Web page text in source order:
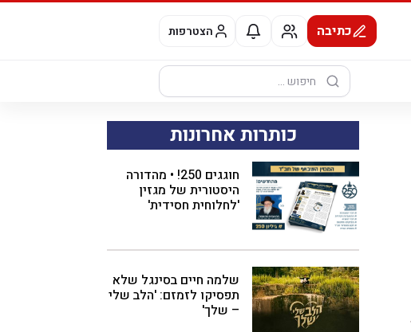
כתיבה הצטרפות
חיפוש:
כותרות אחרונות
חוגגים 250! • מהדורה
היסטורית של מגזין
'לחלוחית חסידית'
שלמה חיים בסינגל שלא
תפסיקו לזמזם: 'הלב שלי
– שלך'